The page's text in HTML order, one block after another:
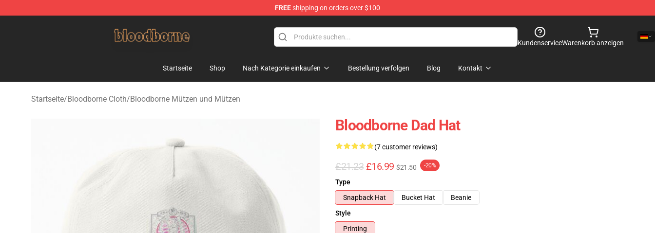
FREEshipping on orders over $100
KundenserviceWarenkorb anzeigen
Startseite Shop Nach Kategorie einkaufen Bestellung verfolgen Blog Kontakt
Startseite/Bloodborne Cloth/Bloodborne Mützen und Mützen
Bloodborne Dad Hat
(7 customer reviews)
£21.23 £16.99 $21.50 -20%
Type
Snapback Hat
Bucket Hat
Beanie
Style
Printing